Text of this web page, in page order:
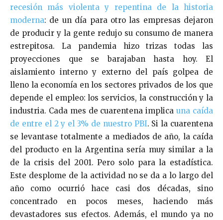
recesión más violenta y repentina de la historia
moderna: de un día para otro las empresas dejaron
de producir y la gente redujo su consumo de manera
estrepitosa. La pandemia hizo trizas todas las
proyecciones que se barajaban hasta hoy. El
aislamiento interno y externo del país golpea de
lleno la economía en los sectores privados de los que
depende el empleo: los servicios, la construcción y la
industria. Cada mes de cuarentena implicauna caída
de entre el 2 y el 3% de nuestro PBI. Si la cuarentena
se levantase totalmente a mediados de año, la caída
del producto en la Argentina sería muy similar a la
de la crisis del 2001. Pero solo para la estadística.
Este desplome de la actividad no se da a lo largo del
año como ocurrió hace casi dos décadas, sino
concentrado en pocos meses, haciendo más
devastadores sus efectos. Además, el mundo ya no